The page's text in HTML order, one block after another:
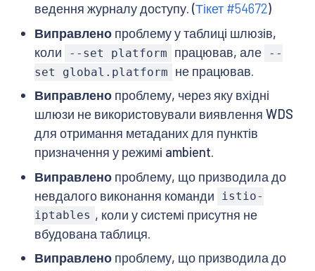
ведення журналу доступу. (Тікет #54672)
Виправленопроблему у таблиці шлюзів,
коли
--set platform працював, але
--
set global.platform
не працював.
Виправленопроблему, через яку вхідні
шлюзи не використовували виявлення WDS
для отримання метаданих для пунктів
призначення у режимі ambient.
Виправленопроблему, що призводила до
невдалого виконання команди
istio-
iptables , коли у системі присутня не
вбудована таблиця.
Виправленопроблему, що призводила до